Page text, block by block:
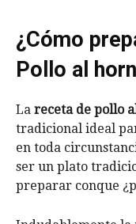
¿Cómo
Pollo al
La receta de pollo
tradicional ideal
en toda
ser un plato
preparar conque